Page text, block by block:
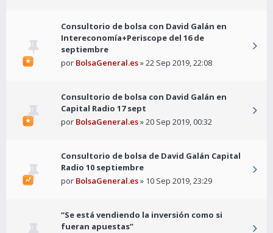
Consultorio de bolsa con David Galán en
Intereconomía+Periscope del 16 de
septiembre
por BolsaGeneral.es» 22 Sep 2019, 22:08
Consultorio de bolsa con David Galán en
Capital Radio 17 sept
por BolsaGeneral.es» 20 Sep 2019, 00:32
Consultorio de bolsa de David Galán Capital
Radio 10 septiembre
por BolsaGeneral.es» 10 Sep 2019, 23:29
“Se está vendiendo la inversión como si
fueran apuestas”